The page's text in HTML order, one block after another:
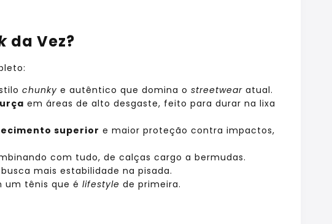
da Vez?
chunky e autêntico que domina o streetwear atual.
em áreas de alto desgaste, feito para durar na lixa
superior e maior proteção contra impactos,
com tudo, de calças cargo a bermudas.
mais estabilidade na pisada.
um tênis que é lifestyle de primeira.